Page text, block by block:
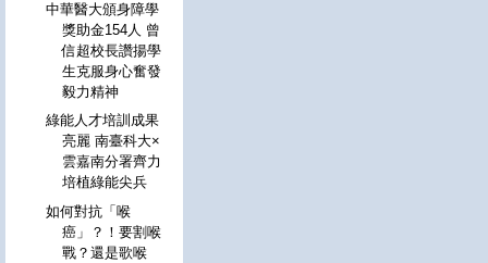
中華醫大頒身障學
獎助金154人 曾
信超校長讚揚學
生克服身心奮發
毅力精神
綠能人才培訓成果
亮麗 南臺科大×
雲嘉南分署齊力
培植綠能尖兵
如何對抗「喉
癌」？！要割喉
戰？還是歌喉